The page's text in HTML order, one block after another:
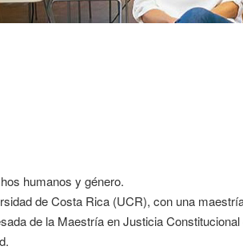
humanos y género.
de Costa Rica (UCR), con una
de la Maestría en Justicia